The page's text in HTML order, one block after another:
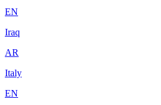
EN
Iraq
AR
Italy
EN